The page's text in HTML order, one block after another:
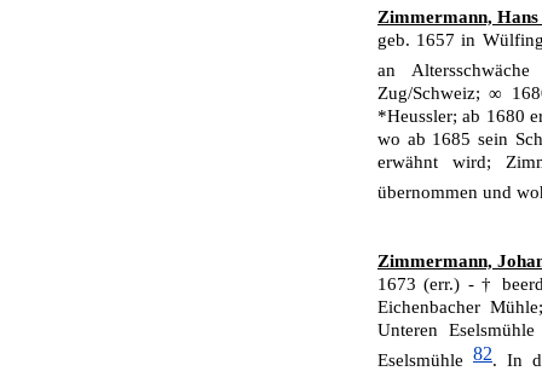
Zimmermann,
geb. 1657 in
an
Zug/Schweiz; ∞
*Heussler; ab 1680
wo ab 1685 sein
erwähnt wird;
übernommen und
Zimmermann,
1673 (err.) - †
Eichenbacher
Unteren
Eselsmühle 82. In